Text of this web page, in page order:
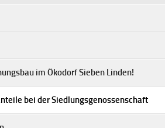
im Ökodorf Sieben Linden!
bei der Siedlungsgenossenschaft